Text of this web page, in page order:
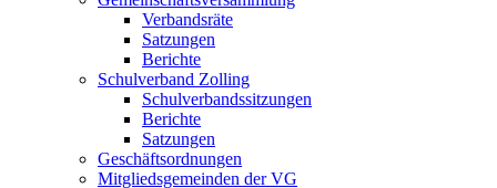
Verbandsräte
Satzungen
Berichte
Schulverband Zolling
Schulverbandssitzungen
Berichte
Satzungen
Geschäftsordnungen
Mitgliedsgemeinden der VG